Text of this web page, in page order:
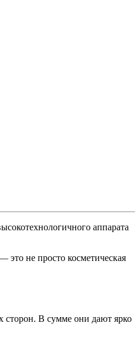
аппарата
не просто косметическая
сторон. В сумме они дают ярко